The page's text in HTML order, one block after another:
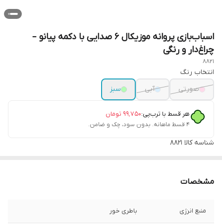
اسباب‌بازی پروانه موزیکال 6 صدایی با دکمه پیانو –
چراغ‌دار و رنگی
8821
انتخاب رنگ
صورتی
آبی سبز
هر قسط با ترب‌پی:۹۹٬۷۵۰ تومان
۴ قسط ماهانه. بدون سود، چک و ضامن.
شناسه کالا 8821
مشخصات
منبع انرژی باطری خور